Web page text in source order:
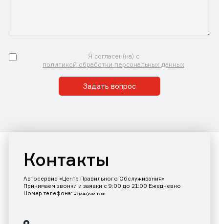
Я согласен(на) с
политикой обработки персональных данных
Задать вопрос
Контакты
Автосервис «Центр Правильного Обслуживания»
Принимаем звонки и заявки с 9:00 до 21:00 Ежедневно
Номер телефона: +7 (343)302-17-80